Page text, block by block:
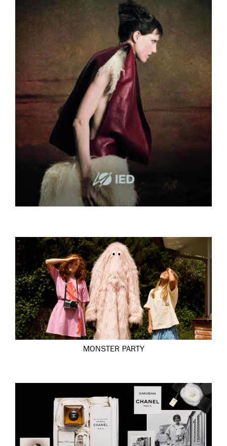
MONSTER PARTY